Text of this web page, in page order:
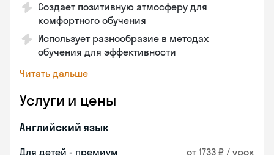
Создает позитивную атмосферу для
комфортного обучения
Использует разнообразие в методах
обучения для эффективности
Читать дальше
Услуги и цены
Английский язык
Для детей - премиум от 1733 ₽ / урок